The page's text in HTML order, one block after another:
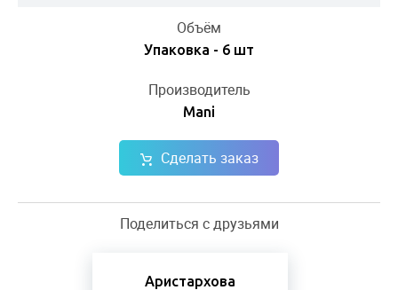
Объём
Упаковка - 6 шт
Производитель
Mani
Сделать заказ
Поделиться с друзьями
Аристархова